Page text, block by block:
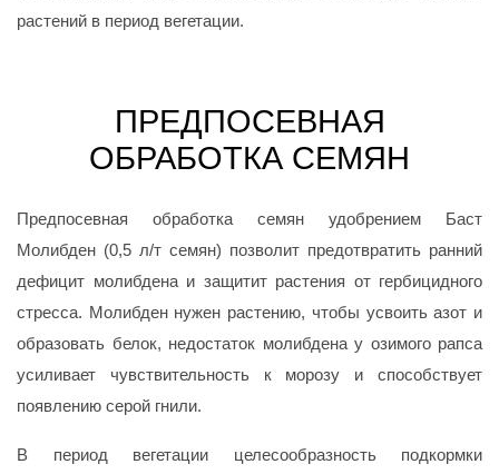
растений в период вегетации.
ПРЕДПОСЕВНАЯ
ОБРАБОТКА СЕМЯН
Предпосевная обработка семян удобрением Баст
Молибден (0,5 л/т семян) позволит предотвратить ранний
дефицит молибдена и защитит растения от гербицидного
стресса. Молибден нужен растению, чтобы усвоить азот и
образовать белок, недостаток молибдена у озимого рапса
усиливает чувствительность к морозу и способствует
появлению серой гнили.
В период вегетации целесообразность подкормки